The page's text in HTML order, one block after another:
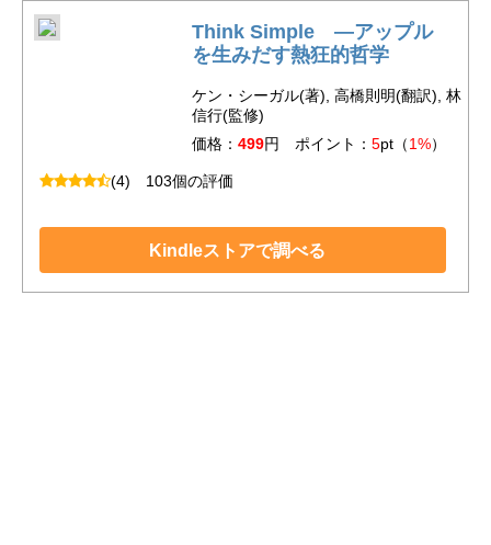
Think Simple ―アップル
を生みだす熱狂的哲学
ケン・シーガル(著), 高橋則明(翻訳), 林
信行(監修)
価格： 499円 ポイント： 5pt（1%）
(4) 103個の評価
Kindleストアで調べる